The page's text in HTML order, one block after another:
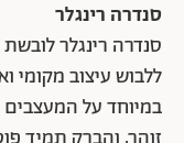
סנדרה רינגלר
סנדרה רינגלר
ללבוש עיצוב מקומי
במיוחד על